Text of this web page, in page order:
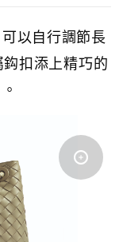
以自行調節長
扣添上精巧的